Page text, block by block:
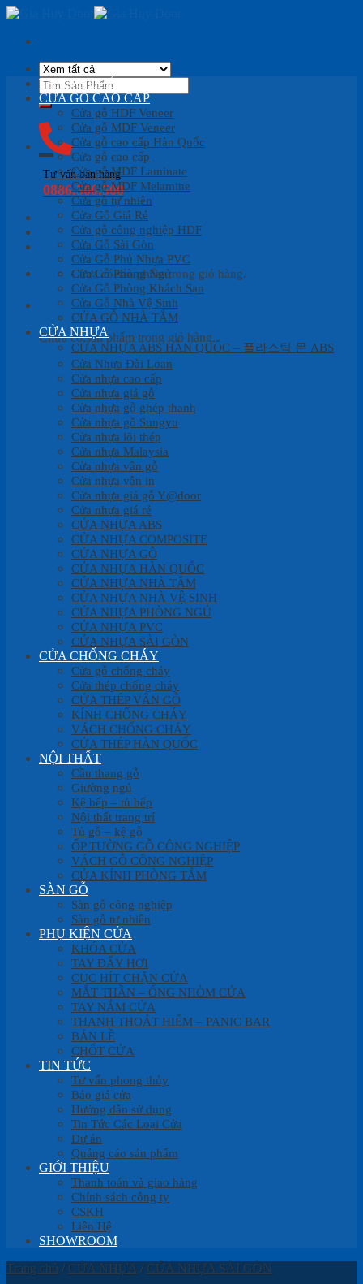
Skip
content
Tìm
kiếm:
Tư vấn bán hàng
0886.500.500
Chưa có sản phẩm trong giỏ hàng.
Giỏ hàng
Chưa có sản phẩm trong giỏ hàng.
TRANG CHỦ
CỬA GỖ CAO CẤP
Cửa gỗ HDF Veneer
Cửa gỗ MDF Veneer
Cửa gỗ cao cấp Hàn Quốc
Cửa gỗ cao cấp
Cửa gỗ MDF Laminate
Cửa gỗ MDF Melamine
Cửa gỗ tự nhiên
Cửa Gỗ Giá Rẻ
Cửa gỗ công nghiệp HDF
Cửa Gỗ Sài Gòn
Cửa Gỗ Phủ Nhựa PVC
Cửa Gỗ Phòng Ngủ
Cửa Gỗ Phòng Khách Sạn
Cửa Gỗ Nhà Vệ Sinh
CỬA GỖ NHÀ TẮM
CỬA NHỰA
CỬA NHỰA ABS HÀN QUỐC – 플라스틱 문 ABS
Cửa Nhựa Đài Loan
Cửa nhựa cao cấp
Cửa nhựa giả gỗ
Cửa nhựa gỗ ghép thanh
Cửa nhựa gỗ Sungyu
Cửa nhựa lõi thép
Cửa nhựa Malaysia
Cửa nhựa vân gỗ
Cửa nhựa vân in
Cửa nhựa giả gỗ Y@door
Cửa nhựa giá rẻ
CỬA NHỰA ABS
CỬA NHỰA COMPOSITE
CỬA NHỰA GỖ
CỬA NHỰA HÀN QUỐC
CỬA NHỰA NHÀ TẮM
CỬA NHỰA NHÀ VỆ SINH
CỬA NHỰA PHÒNG NGỦ
CỬA NHỰA PVC
CỬA NHỰA SÀI GÒN
CỬA CHỐNG CHÁY
Cửa gỗ chống cháy
Cửa thép chống cháy
CỬA THÉP VÂN GỖ
KÍNH CHỐNG CHÁY
VÁCH CHỐNG CHÁY
CỬA THÉP HÀN QUỐC
NỘI THẤT
Cầu thang gỗ
Giường ngủ
Kệ bếp – tủ bếp
Nội thất trang trí
Tủ gỗ – kệ gỗ
ỐP TƯỜNG GỖ CÔNG NGHIỆP
VÁCH GỖ CÔNG NGHIỆP
CỬA KÍNH PHÒNG TẮM
SÀN GỖ
Sàn gỗ công nghiệp
Sàn gỗ tự nhiên
PHỤ KIỆN CỬA
KHÓA CỬA
TAY ĐẨY HƠI
CỤC HÍT CHẶN CỬA
MẮT THẦN – ỐNG NHÒM CỬA
TAY NẮM CỬA
THANH THOÁT HIỂM – PANIC BAR
BẢN LỀ
CHỐT CỬA
TIN TỨC
Tư vấn phong thủy
Báo giá cửa
Hướng dẫn sử dụng
Tin Tức Các Loại Cửa
Dự án
Quảng cáo sản phẩm
GIỚI THIỆU
Thanh toán và giao hàng
Chính sách công ty
CSKH
Liên Hệ
SHOWROOM
Trang chủ / CỬA NHỰA / CỬA NHỰA SÀI GÒN